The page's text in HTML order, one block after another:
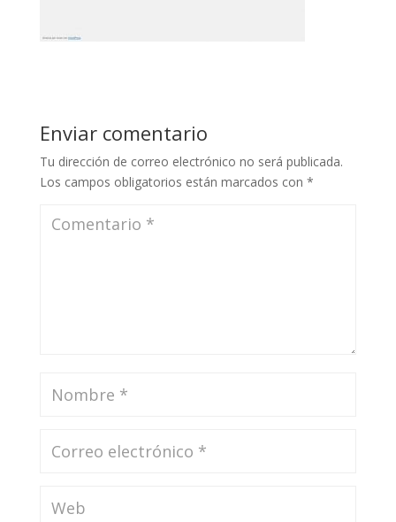
Enviar comentario
Tu dirección de correo electrónico no será publicada.
Los campos obligatorios están marcados con *